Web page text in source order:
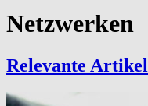
Netzwerken
Relevante Artikel